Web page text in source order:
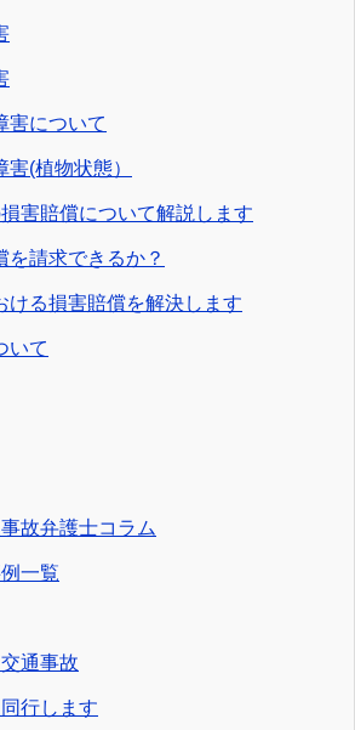
害について
(植物状態）
害賠償について解説します
を請求できるか？
ける損害賠償を解決します
いて
故弁護士コラム
一覧
通事故
行します